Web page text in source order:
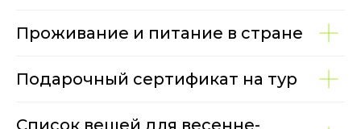
Проживание и питание в стране
Подарочный сертификат на тур